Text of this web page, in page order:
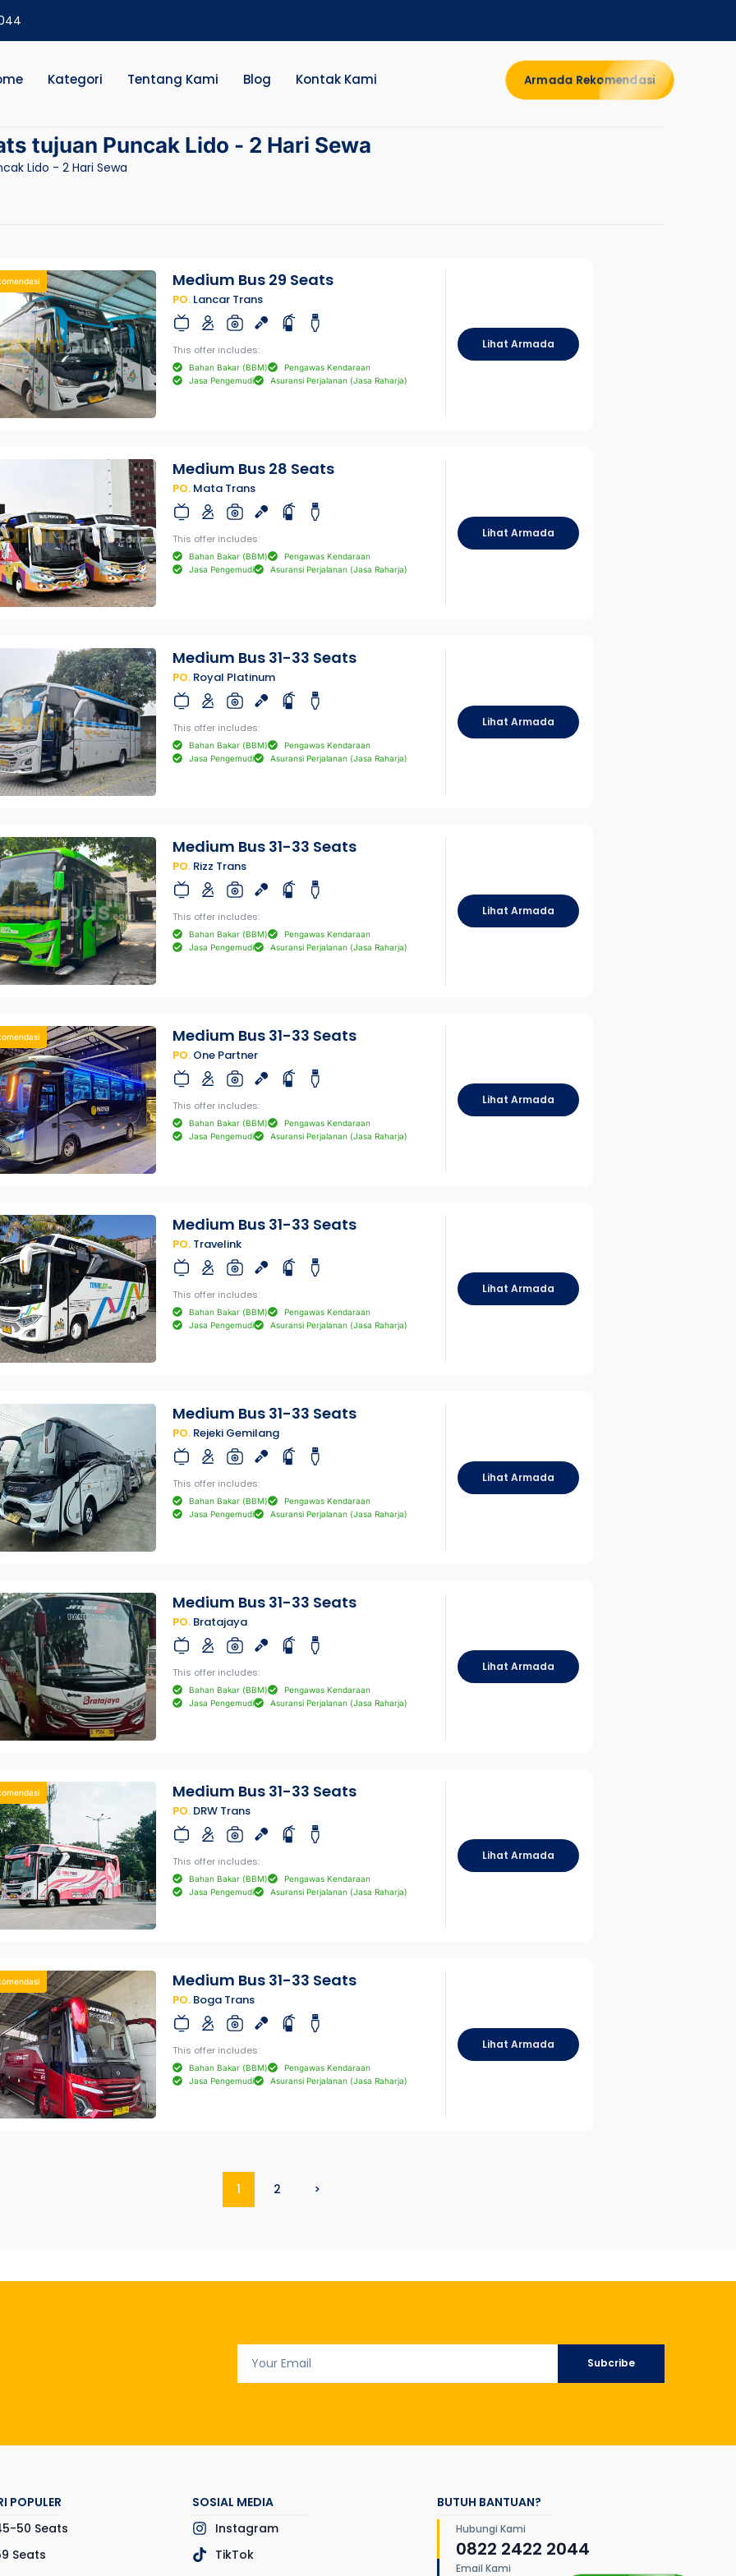
Kategori Tentang Kami Blog Kontak Kami Armada Rekomendasi
tujuan Puncak Lido - 2 Hari Sewa
Lido - 2 Hari Sewa
Medium Bus 29 Seats
PO. Lancar Trans
This offer includes:
Bahan Bakar (BBM)
Pengawas Kendaraan
Jasa Pengemudi
Asuransi Perjalanan (Jasa Raharja)
Lihat Armada
Medium Bus 28 Seats
PO. Mata Trans
This offer includes:
Bahan Bakar (BBM)
Pengawas Kendaraan
Jasa Pengemudi
Asuransi Perjalanan (Jasa Raharja)
Lihat Armada
Medium Bus 31-33 Seats
PO. Royal Platinum
This offer includes:
Bahan Bakar (BBM)
Pengawas Kendaraan
Jasa Pengemudi
Asuransi Perjalanan (Jasa Raharja)
Lihat Armada
Medium Bus 31-33 Seats
PO. Rizz Trans
This offer includes:
Bahan Bakar (BBM)
Pengawas Kendaraan
Jasa Pengemudi
Asuransi Perjalanan (Jasa Raharja)
Lihat Armada
Medium Bus 31-33 Seats
PO. One Partner
This offer includes:
Bahan Bakar (BBM)
Pengawas Kendaraan
Jasa Pengemudi
Asuransi Perjalanan (Jasa Raharja)
Lihat Armada
Medium Bus 31-33 Seats
PO. Travelink
This offer includes:
Bahan Bakar (BBM)
Pengawas Kendaraan
Jasa Pengemudi
Asuransi Perjalanan (Jasa Raharja)
Lihat Armada
Medium Bus 31-33 Seats
PO. Rejeki Gemilang
This offer includes:
Bahan Bakar (BBM)
Pengawas Kendaraan
Jasa Pengemudi
Asuransi Perjalanan (Jasa Raharja)
Lihat Armada
Medium Bus 31-33 Seats
PO. Bratajaya
This offer includes:
Bahan Bakar (BBM)
Pengawas Kendaraan
Jasa Pengemudi
Asuransi Perjalanan (Jasa Raharja)
Lihat Armada
Medium Bus 31-33 Seats
PO. DRW Trans
This offer includes:
Bahan Bakar (BBM)
Pengawas Kendaraan
Jasa Pengemudi
Asuransi Perjalanan (Jasa Raharja)
Lihat Armada
Medium Bus 31-33 Seats
PO. Boga Trans
This offer includes:
Bahan Bakar (BBM)
Pengawas Kendaraan
Jasa Pengemudi
Asuransi Perjalanan (Jasa Raharja)
Lihat Armada
1 2 >
Subcribe
POPULER
50 Seats
Seats
SOSIAL MEDIA
Instagram
TikTok
BUTUH BANTUAN?
Hubungi Kami
0822 2422 2044
Email Kami